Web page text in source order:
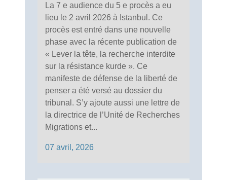
La 7 e audience du 5 e procès a eu
lieu le 2 avril 2026 à Istanbul. Ce
procès est entré dans une nouvelle
phase avec la récente publication de
« Lever la tête, la recherche interdite
sur la résistance kurde ». Ce
manifeste de défense de la liberté de
penser a été versé au dossier du
tribunal. S’y ajoute aussi une lettre de
la directrice de l’Unité de Recherches
Migrations et...
07 avril, 2026